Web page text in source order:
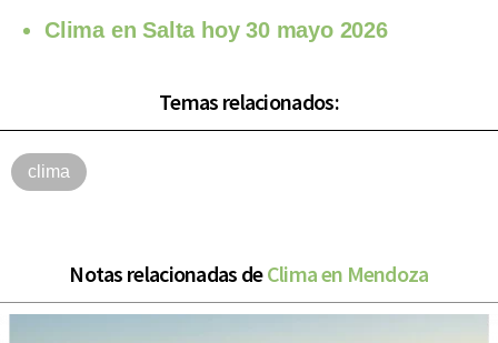
Clima en Salta hoy 30 mayo 2026
Temas relacionados:
clima
Notas relacionadas deClima en Mendoza